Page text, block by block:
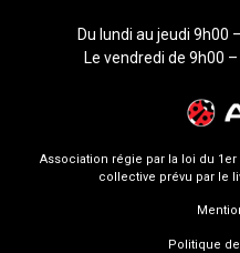
Du lundi au jeudi 9h00
Le vendredi de 9h00
Association régie par la loi du
collective prévu par le
Politique